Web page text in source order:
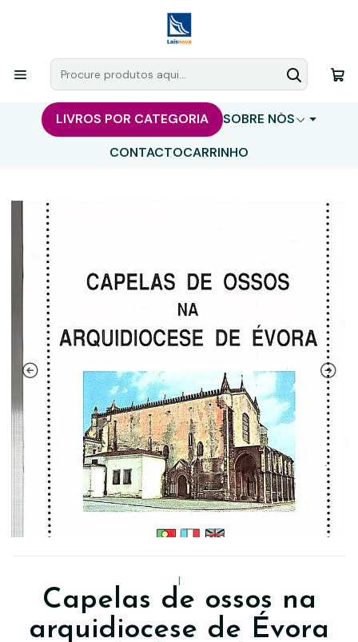
LIVROS POR CATEGORIA
SOBRE NÓS
CONTACTOCARRINHO
|
Capelas de ossos na
arquidiocese de Évora